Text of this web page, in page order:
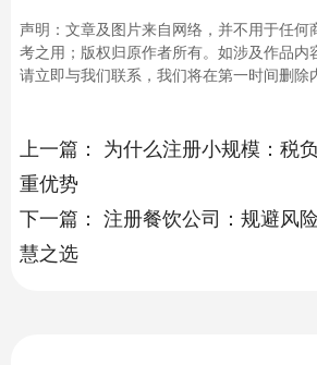
声明：文章及图片来自网络，并不用于任何
考之用；版权归原作者所有。如涉及作品内
请立即与我们联系，我们将在第一时间删除
上一篇： 为什么注册小规模：税
重优势
下一篇： 注册餐饮公司：规避风
慧之选